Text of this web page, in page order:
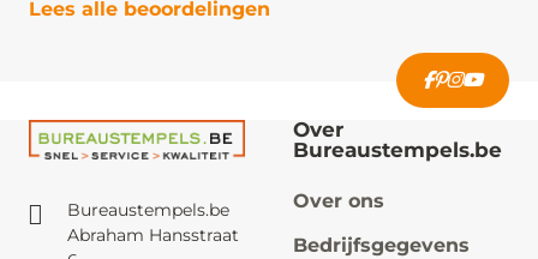
Lees alle beoordelingen
Bureaustempels.be
Abraham Hansstraat
Over
Bureaustempels.be
Over ons
Bedrijfsgegevens